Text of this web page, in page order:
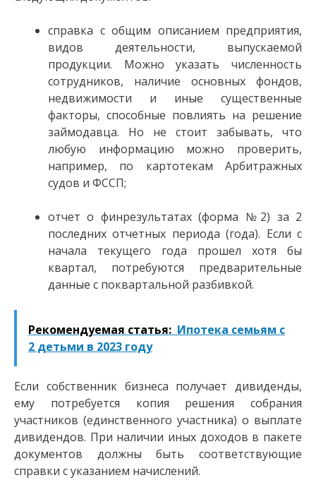
справка с общим описанием предприятия,
видов деятельности, выпускаемой
продукции. Можно указать численность
сотрудников, наличие основных фондов,
недвижимости и иные существенные
факторы, способные повлиять на решение
займодавца. Но не стоит забывать, что
любую информацию можно проверить,
например, по картотекам Арбитражных
судов и ФССП;
отчет о финрезультатах (форма №2) за 2
последних отчетных периода (года). Если с
начала текущего года прошел хотя бы
квартал, потребуются предварительные
данные с поквартальной разбивкой.
Рекомендуемая статья: Ипотека семьям с
2 детьми в 2023 году
Если собственник бизнеса получает дивиденды,
ему потребуется копия решения собрания
участников (единственного участника) о выплате
дивидендов. При наличии иных доходов в пакете
документов должны быть соответствующие
справки с указанием начислений.